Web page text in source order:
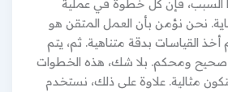
السبب، فإن كل خطوة في عملية
نحن نؤمن بأن العمل المتقن هو
القياسات بدقة متناهية. ثم، يتم
ومحكم. بلا شك، هذه الخطوات
مثالية. علاوة على ذلك، نستخدم